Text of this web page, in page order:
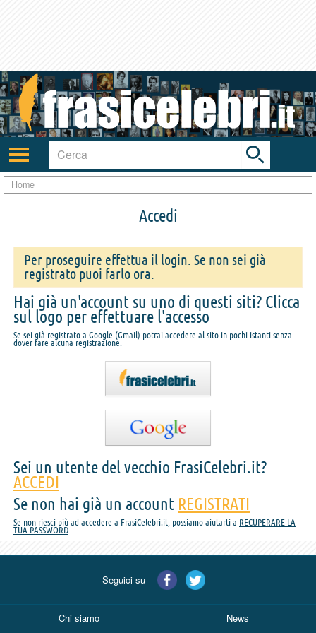
Attiva/disattiva
navigazione
Toggle
search
bar
Home
Accedi
Per proseguire effettua il login. Se non sei già
registrato puoi farlo ora.
Hai già un'account su uno di questi siti? Clicca
sul logo per effettuare l'accesso
Se sei già registrato a Google (Gmail) potrai accedere al sito in pochi istanti senza
dover fare alcuna registrazione.
Sei un utente del vecchio FrasiCelebri.it?
ACCEDI
Se non hai già un account REGISTRATI
Se non riesci più ad accedere a FrasiCelebri.it, possiamo aiutarti a RECUPERARE LA
TUA PASSWORD
Seguici su
Chi siamo News